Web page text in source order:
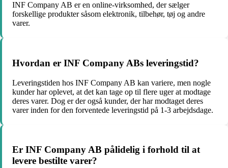
INF Company AB er en online-virksomhed, der sælger
forskellige produkter såsom elektronik, tilbehør, tøj og andre
varer.
Hvordan er INF Company ABs leveringstid?
Leveringstiden hos INF Company AB kan variere, men nogle
kunder har oplevet, at det kan tage op til flere uger at modtage
deres varer. Dog er der også kunder, der har modtaget deres
varer inden for den forventede leveringstid på 1-3 arbejdsdage.
Er INF Company AB pålidelig i forhold til at
levere bestilte varer?